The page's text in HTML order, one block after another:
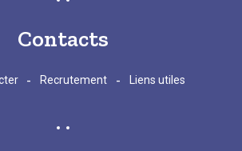
Contacts
- Recrutement - Liens utiles